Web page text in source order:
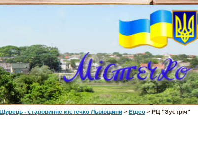
Щирець - старовинне мiстечко Львiвщини> Відео> РЦ “Зустріч”